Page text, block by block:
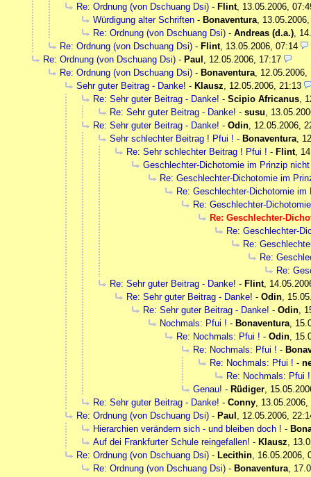
Re: Ordnung (von Dschuang Dsi) - Flint, 13.05.2006,
Würdigung alter Schriften - Bonaventura,
Re: Ordnung (von Dschuang Dsi) - Andreas (d.a.),
Re: Ordnung (von Dschuang Dsi) - Flint, 13.05.2006, 07:14
Re: Ordnung (von Dschuang Dsi) - Paul , 12.05.2006, 17:17
Re: Ordnung (von Dschuang Dsi) - Bonaventura, 12.05.2006,
Sehr guter Beitrag - Danke! - Klausz, 12.05.2006, 21:13
Re: Sehr guter Beitrag - Danke! - Scipio Africanus,
Re: Sehr guter Beitrag - Danke! - susu,
Re: Sehr guter Beitrag - Danke! - Odin, 12.05.2006,
Sehr schlechter Beitrag ! Pfui ! - Bonaventura,
Re: Sehr schlechter Beitrag ! Pfui ! - Flint,
Geschlechter-Dichotomie im Prinzip nicht
Re: Geschlechter-Dichotomie im
Re: Geschlechter-Dichotomie
Re: Geschlechter-
Re: Geschlechter-
Re: Geschlechter-
Re:
Re:
Re:
Re: Sehr guter Beitrag - Danke! - Flint,
Re: Sehr guter Beitrag - Danke! - Odin,
Re: Sehr guter Beitrag - Danke! - Odin,
Nochmals: Pfui ! - Bonaventura,
Re: Nochmals: Pfui ! - Odin,
Re: Nochmals: Pfui ! -
Re: Nochmals: Pfui ! -
Re: Nochmals: Pfui
Genau! - Rüdiger,
Re: Sehr guter Beitrag - Danke! - Conny, 13.05.2006,
Re: Ordnung (von Dschuang Dsi) - Paul , 12.05.2006,
Hierarchien verändern sich - und bleiben doch ! -
Auf dei Frankfurter Schule reingefallen! - Klausz,
Re: Ordnung (von Dschuang Dsi) - Lecithin, 16.05.2006,
Re: Ordnung (von Dschuang Dsi) - Bonaventura,